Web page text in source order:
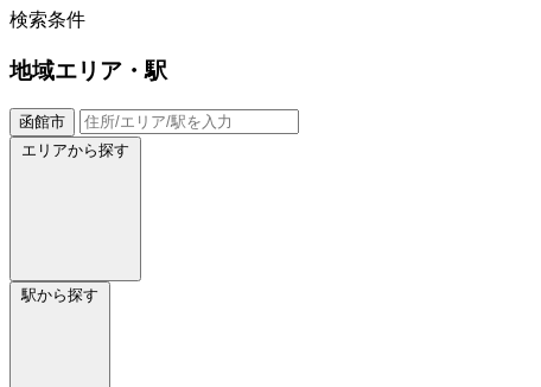
検索条件
地域エリア・駅
函館市
エリアから探す
駅から探す